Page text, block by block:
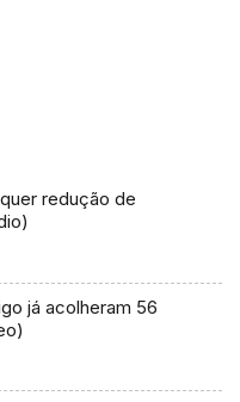
redução de
já acolheram 56